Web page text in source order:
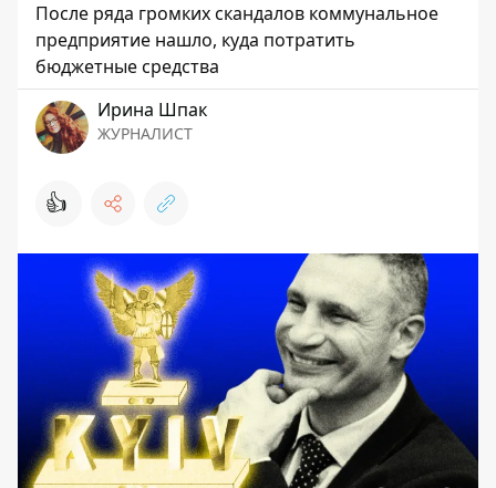
После ряда громких скандалов коммунальное
предприятие нашло, куда потратить
бюджетные средства
Ирина Шпак
ЖУРНАЛИСТ
👍